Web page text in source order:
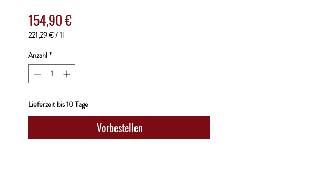
154,90 €Preis
221,29 €/1l
pro
1
Liter
Anzahl *
Lieferzeit bis 10 Tage
Vorbestellen